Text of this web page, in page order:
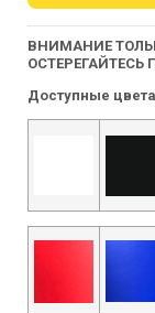
ВНИМАНИЕ
ОСТЕРЕГАЙТЕСЬ
Доступные